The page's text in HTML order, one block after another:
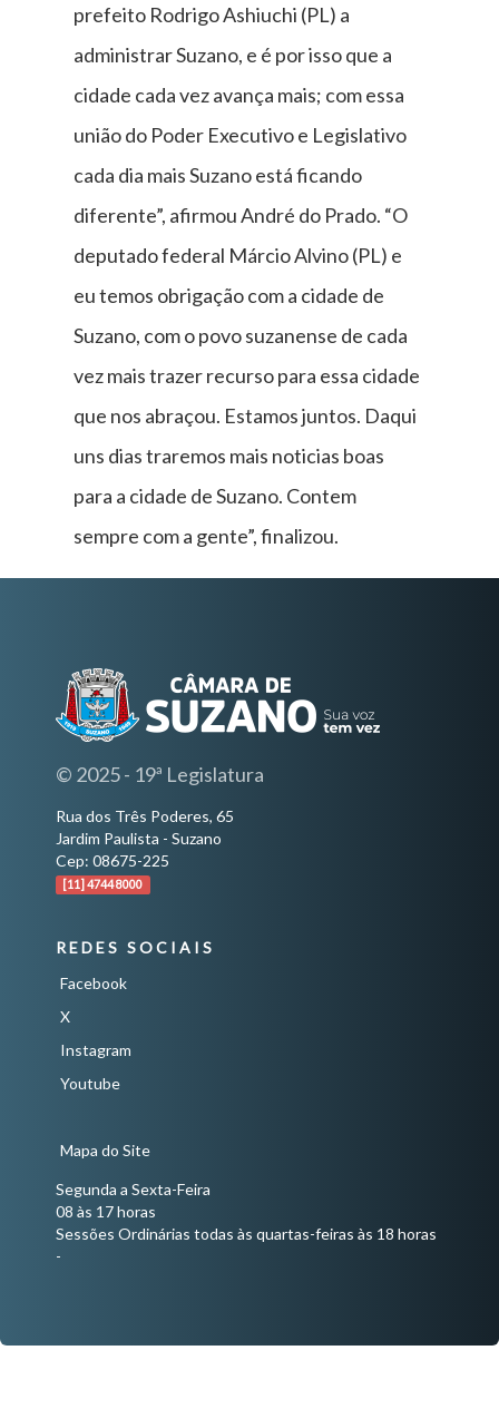
prefeito Rodrigo Ashiuchi (PL) a
administrar Suzano, e é por isso que a
cidade cada vez avança mais; com essa
união do Poder Executivo e Legislativo
cada dia mais Suzano está ficando
diferente”, afirmou André do Prado. “O
deputado federal Márcio Alvino (PL) e
eu temos obrigação com a cidade de
Suzano, com o povo suzanense de cada
vez mais trazer recurso para essa cidade
que nos abraçou. Estamos juntos. Daqui
uns dias traremos mais noticias boas
para a cidade de Suzano. Contem
sempre com a gente”, finalizou.
© 2025 - 19ª Legislatura
Rua dos Três Poderes, 65
Jardim Paulista - Suzano
Cep: 08675-225
[11] 4744 8000
REDES SOCIAIS
Facebook
X
Instagram
Youtube
Mapa do Site
Segunda a Sexta-Feira
08 às 17 horas
Sessões Ordinárias todas às quartas-feiras às 18 horas
-